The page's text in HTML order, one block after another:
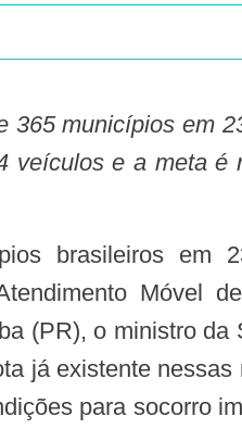
veículos e a meta
Móvel
(PR), o ministro
já existente
para socorro